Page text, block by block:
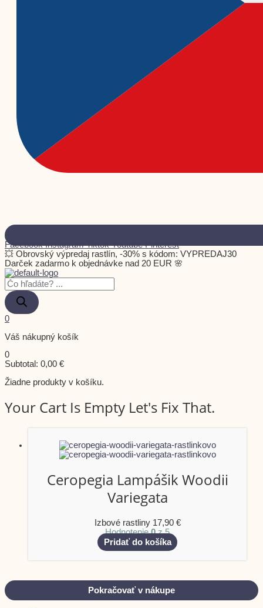
Facebook Instagram Tiktok Youtube Pinterest
💥 Obrovský výpredaj rastlín, -30% s kódom: VYPREDAJ30
Darček zadarmo k objednávke nad 20 EUR 🌸
0
Váš nákupný košík
0
Subtotal: 0,00 €
Žiadne produkty v košíku.
Your Cart Is Empty Let's Fix That.
Ceropegia Lampášik Woodii
Variegata
Izbové rastliny 17,90 €
Hodnotenie0z 5
Pridať do košíka
Pokračovať v nákupe